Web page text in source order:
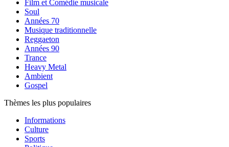
Film et Comédie musicale
Soul
Années 70
Musique traditionnelle
Reggaeton
Années 90
Trance
Heavy Metal
Ambient
Gospel
Thèmes les plus populaires
Informations
Culture
Sports